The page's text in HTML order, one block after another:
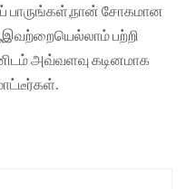
பாருங்கள்,நான் சோகமான
பற்றி
அவ்வளவு கடினமாக